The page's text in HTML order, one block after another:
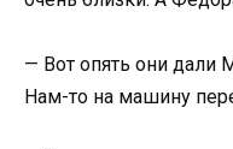
— Вот опять они дали
Нам-то на машину